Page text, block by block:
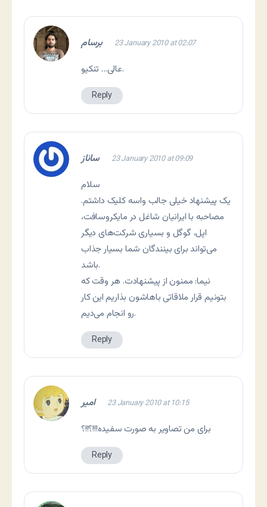
برسام 23 January 2010 at 02:07
عالی… تنکیو.
Reply
ساناز 23 January 2010 at 09:09
سلام
یک پیشنهاد خیلی جالب واسه کلیک داشتم.
مصاحبه با ایرانیان شاغل در مایکروسافت،
اپل، گوگل و بسیاری شرکت‌های دیگر
می‌تواند برای بینندگان شما بسیار جذاب
باشد.
نیما: ممنون از پیشنهادت. هر وقت که
بتونیم قرار ملاقاتی باهاشون بذاریم این کار
رو انجام می‌دیم.
Reply
امیر 23 January 2010 at 10:15
برای من تصاویر به صورت سفیده!!!؟!!؟
Reply